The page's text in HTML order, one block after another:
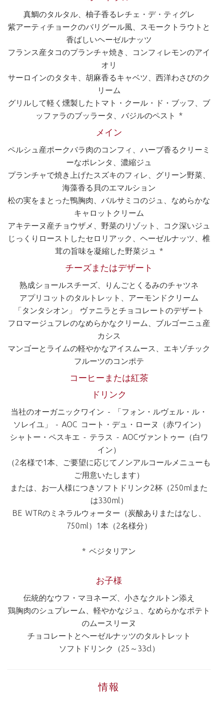
真鯛のタルタル、柚子香るレチェ・デ・ティグレ
紫アーティチョークのバリグール風、スモークトラウトと
香ばしいヘーゼルナッツ
フランス産タコのプランチャ焼き、コンフィレモンのアイ
オリ
サーロインのタタキ、胡麻香るキャベツ、西洋わさびのク
リーム
グリルして軽く燻製したトマト・クール・ド・ブッフ、ブ
ッファラのブッラータ、バジルのペスト *
メイン
ペルシュ産ポークバラ肉のコンフィ、ハーブ香るクリーミ
ーなポレンタ、濃縮ジュ
プランチャで焼き上げたスズキのフィレ、グリーン野菜、
海藻香る貝のエマルション
松の実をまとった鴨胸肉、バルサミコのジュ、なめらかな
キャロットクリーム
アキテーヌ産チョウザメ、野菜のリゾット、コク深いジュ
じっくりローストしたセロリアック、ヘーゼルナッツ、椎
茸の旨味を凝縮した野菜ジュ *
チーズまたはデザート
熟成ショールスチーズ、りんごとくるみのチャツネ
アプリコットのタルトレット、アーモンドクリーム
「タンタシオン」 ヴァニラとチョコレートのデザート
フロマージュフレのなめらかなクリーム、ブルゴーニュ産
カシス
マンゴーとライムの軽やかなアイスムース、エキゾチック
フルーツのコンポテ
コーヒーまたは紅茶
ドリンク
当社のオーガニックワイン - 「フォン・ルヴェル・ル・
ソレイユ」 - AOC コート・デュ・ローヌ（赤ワイン）
シャトー・ペスキエ - テラス - AOCヴァントゥー（白ワ
イン）
（2名様で1本、ご要望に応じてノンアルコールメニューも
ご用意いたします）
または、お一人様につきソフトドリンク2杯（250mlまた
は330ml）
BE WTRのミネラルウォーター（炭酸ありまたはなし、
750ml）1本（2名様分）
* ベジタリアン
お子様
伝統的なウフ・マヨネーズ、小さなクルトン添え
鶏胸肉のシュプレーム、軽やかなジュ、なめらかなポテト
のムースリーヌ
チョコレートとヘーゼルナッツのタルトレット
ソフトドリンク（25～33cl）
情報